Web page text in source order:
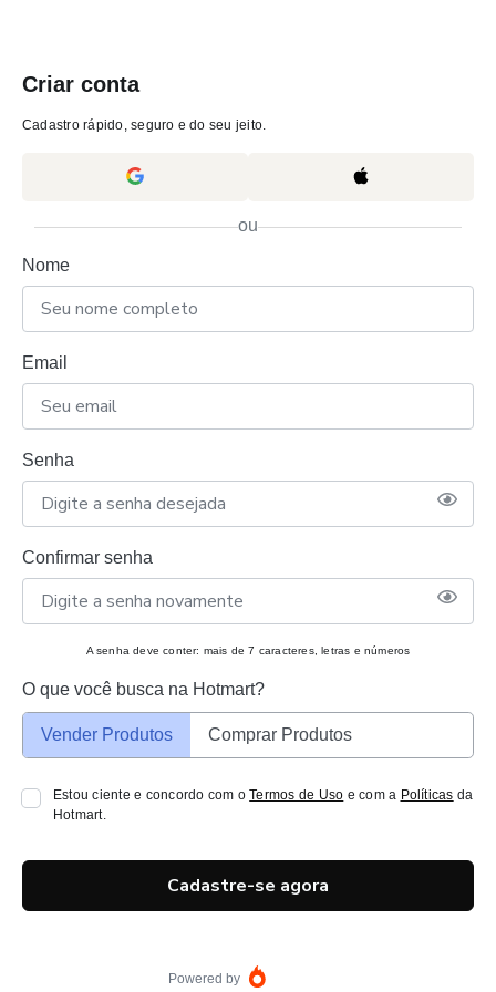
Criar conta
Cadastro rápido, seguro e do seu jeito.
ou
Nome
Email
Senha
Confirmar senha
A senha deve conter: mais de 7 caracteres, letras e números
O que você busca na Hotmart?
Vender Produtos Comprar Produtos
Estou ciente e concordo com oTermos de Uso e com a Políticas da
Hotmart.
Cadastre-se agora
Powered by